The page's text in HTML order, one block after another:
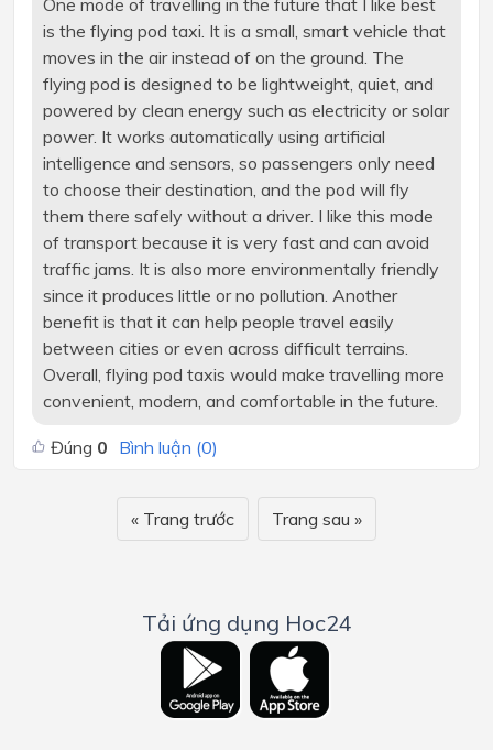
One mode of travelling in the future that I like best
is the flying pod taxi. It is a small, smart vehicle that
moves in the air instead of on the ground. The
flying pod is designed to be lightweight, quiet, and
powered by clean energy such as electricity or solar
power. It works automatically using artificial
intelligence and sensors, so passengers only need
to choose their destination, and the pod will fly
them there safely without a driver. I like this mode
of transport because it is very fast and can avoid
traffic jams. It is also more environmentally friendly
since it produces little or no pollution. Another
benefit is that it can help people travel easily
between cities or even across difficult terrains.
Overall, flying pod taxis would make travelling more
convenient, modern, and comfortable in the future.
Đúng 0 Bình luận (0)
« Trang trước Trang sau »
Tải ứng dụng Hoc24